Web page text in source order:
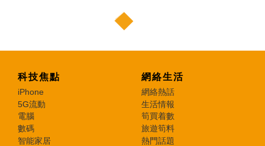
科技焦點
iPhone
5G流動
電腦
數碼
智能家居
網絡生活
網絡熱話
生活情報
筍買着數
旅遊筍料
熱門話題